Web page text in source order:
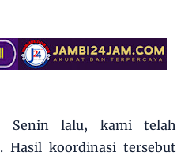
Senin lalu, kami telah
Hasil koordinasi tersebut